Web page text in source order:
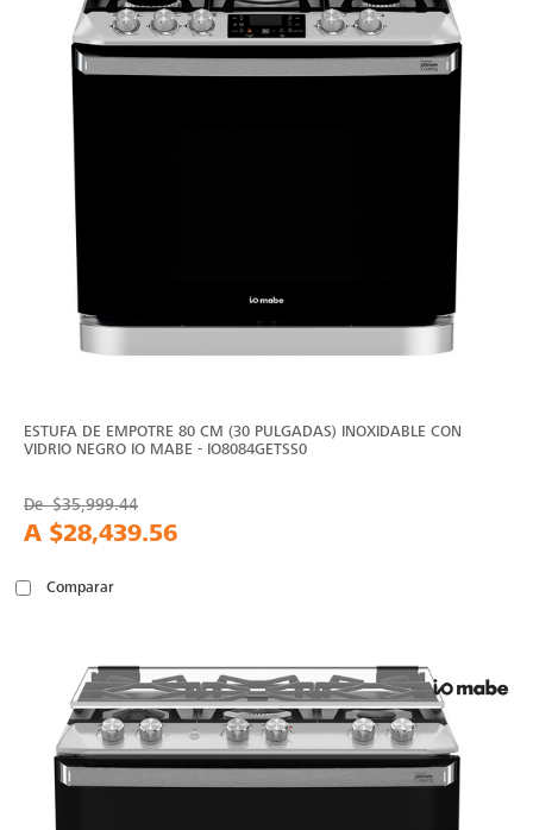
ESTUFA DE EMPOTRE 80 CM (30 PULGADAS) INOXIDABLE CON
VIDRIO NEGRO IO MABE - IO8084GETSS0
De$35,999.44
A $28,439.56
Comparar